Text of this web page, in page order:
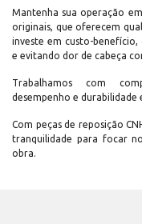
Mantenha sua operação
originais, que oferecem
investe em custo-
e evitando dor de cabeça
Trabalhamos com
desempenho e durabilidade
Com peças de reposição
tranquilidade para focar
obra.